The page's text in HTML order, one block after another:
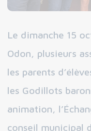
Le dimanche 15
Odon, plusieurs
les parents
les Godillots
animation,
conseil municipal